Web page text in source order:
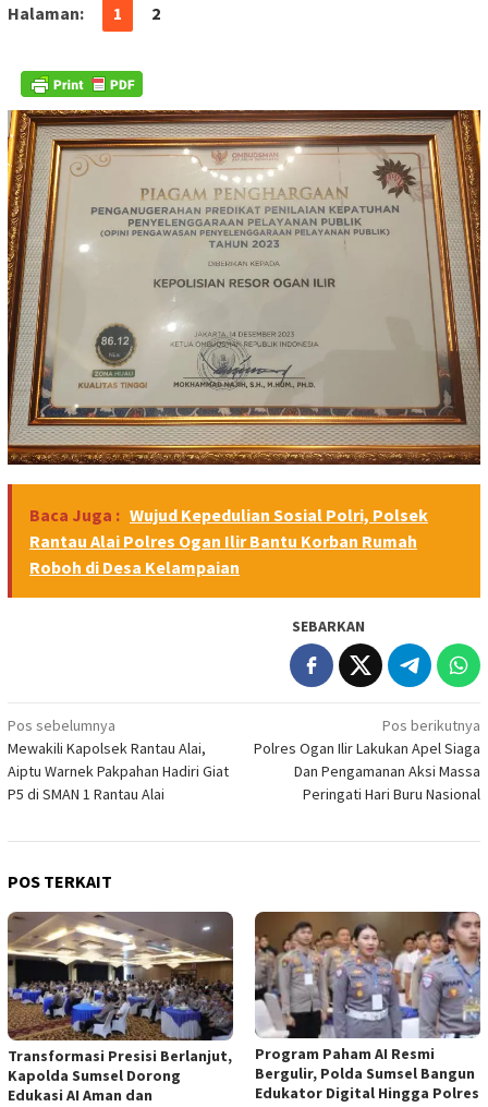
Halaman: 1 2
Baca Juga : Wujud Kepedulian Sosial Polri, Polsek
Rantau Alai Polres Ogan Ilir Bantu Korban Rumah
Roboh di Desa Kelampaian
SEBARKAN
Navigasi
pos
Pos sebelumnya
Mewakili Kapolsek Rantau Alai,
Aiptu Warnek Pakpahan Hadiri Giat
P5 di SMAN 1 Rantau Alai
Pos berikutnya
Polres Ogan Ilir Lakukan Apel Siaga
Dan Pengamanan Aksi Massa
Peringati Hari Buru Nasional
POS TERKAIT
Transformasi Presisi Berlanjut,
Kapolda Sumsel Dorong
Edukasi AI Aman dan
Program Paham AI Resmi
Bergulir, Polda Sumsel Bangun
Edukator Digital Hingga Polres